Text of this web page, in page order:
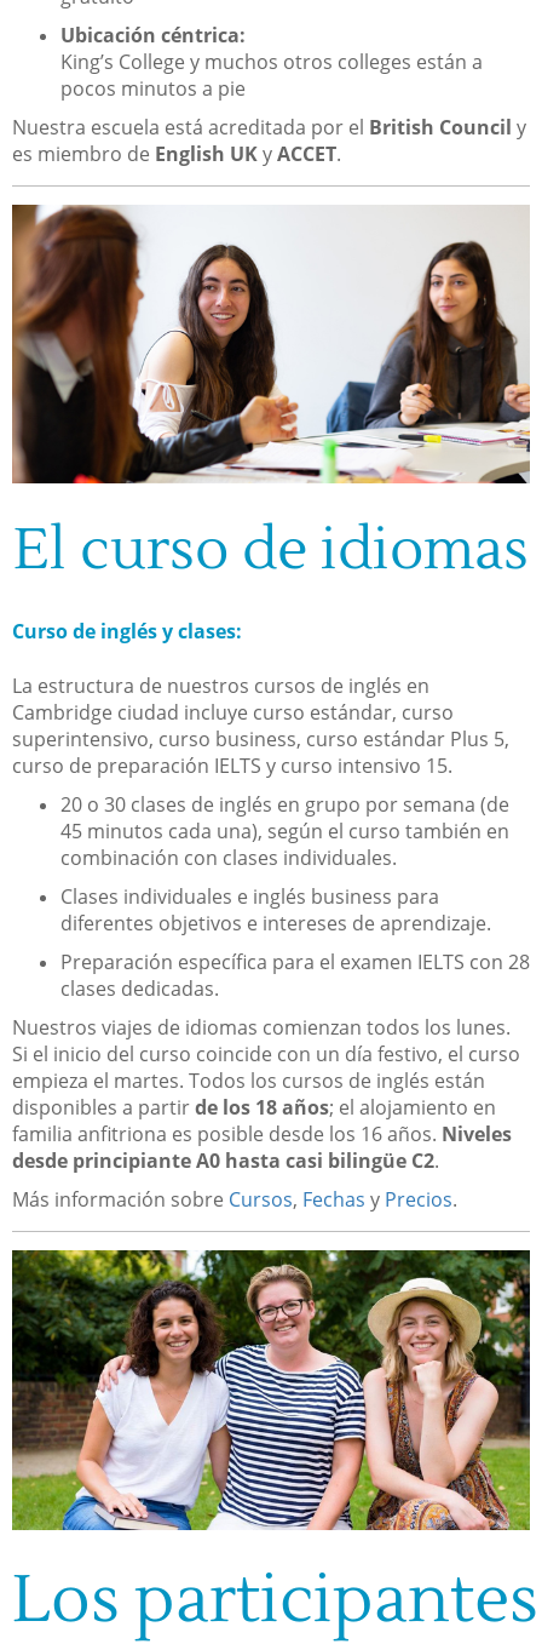
Ubicación céntrica:
King’s College y muchos otros colleges están a
pocos minutos a pie
Nuestra escuela está acreditada por el British Council y
es miembro de English UKyACCET.
El curso de idiomas
Curso de inglés y clases:
La estructura de nuestros cursos de inglés en
Cambridge ciudad incluye curso estándar, curso
superintensivo, curso business, curso estándar Plus 5,
curso de preparación IELTS y curso intensivo 15.
20 o 30 clases de inglés en grupo por semana (de
45 minutos cada una), según el curso también en
combinación con clases individuales.
Clases individuales e inglés business para
diferentes objetivos e intereses de aprendizaje.
Preparación específica para el examen IELTS con 28
clases dedicadas.
Nuestros viajes de idiomas comienzan todos los lunes.
Si el inicio del curso coincide con un día festivo, el curso
empieza el martes. Todos los cursos de inglés están
disponibles a partirde los 18 años; el alojamiento en
familia anfitriona es posible desde los 16 años. Niveles
desde principiante A0 hasta casi bilingüe C2.
Más información sobre Cursos, Fechas y Precios.
Los participantes